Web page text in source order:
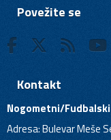
Povežite se
Kontakt
Nogometni/
Adresa: Bulevar Meše